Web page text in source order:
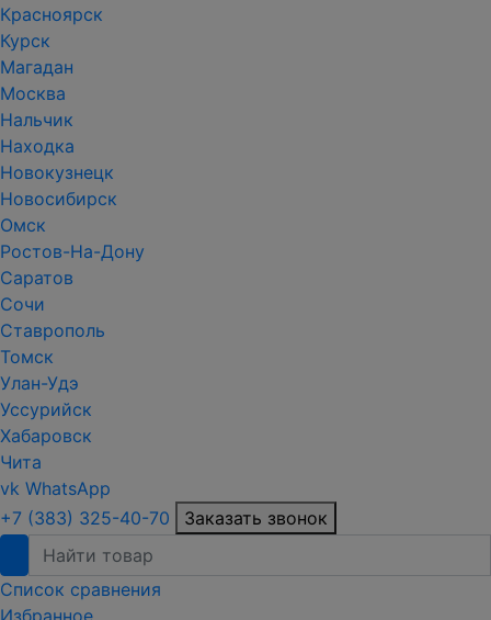
Красноярск
Курск
Магадан
Москва
Нальчик
Находка
Новокузнецк
Новосибирск
Омск
Ростов-На-Дону
Саратов
Сочи
Ставрополь
Томск
Улан-Удэ
Уссурийск
Хабаровск
Чита
vk WhatsApp
+7 (383) 325-40-70
Заказать звонок
Список сравнения
Избранное